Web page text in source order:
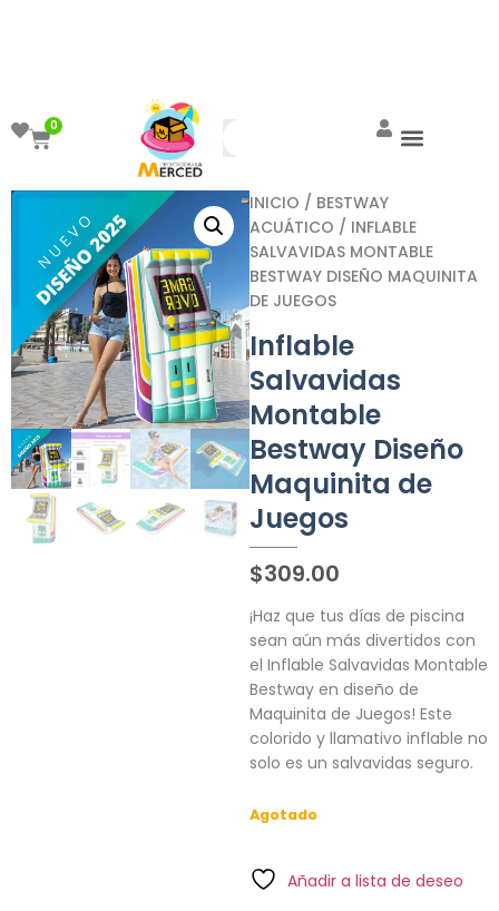
0
INICIO / BESTWAY
ACUÁTICO / INFLABLE
SALVAVIDAS MONTABLE
BESTWAY DISEÑO MAQUINITA
DE JUEGOS
Inflable
Salvavidas
Montable
Bestway Diseño
Maquinita de
Juegos
$309.00
¡Haz que tus días de piscina
sean aún más divertidos con
el Inflable Salvavidas Montable
Bestway en diseño de
Maquinita de Juegos! Este
colorido y llamativo inflable no
solo es un salvavidas seguro.
Agotado
Añadir a lista de deseo